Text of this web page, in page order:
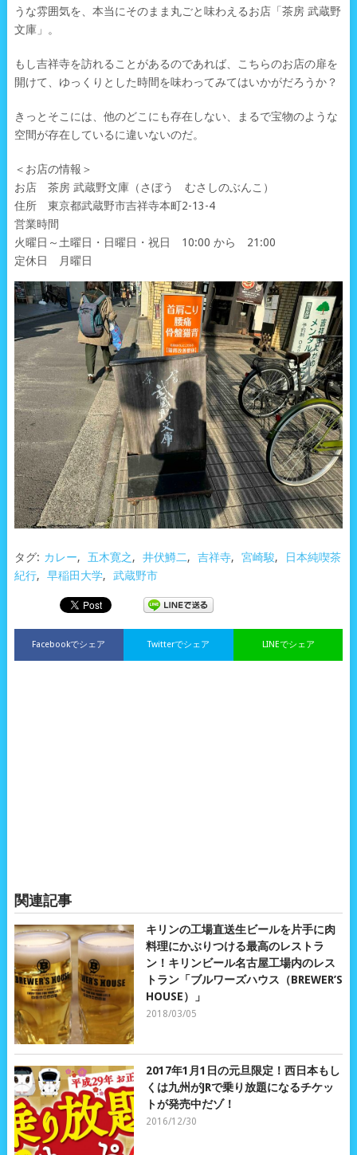
うな雰囲気を、本当にそのまま丸ごと味わえるお店「茶房 武蔵野
文庫」。
もし吉祥寺を訪れることがあるのであれば、こちらのお店の扉を
開けて、ゆっくりとした時間を味わってみてはいかがだろうか？
きっとそこには、他のどこにも存在しない、まるで宝物のような
空間が存在しているに違いないのだ。
＜お店の情報＞
お店 茶房 武蔵野文庫（さぼう むさしのぶんこ）
住所 東京都武蔵野市吉祥寺本町2-13-4
営業時間
火曜日～土曜日・日曜日・祝日 10:00 から 21:00
定休日 月曜日
タグ: カレー, 五木寛之, 井伏鱒二, 吉祥寺, 宮崎駿,
日本純喫茶
紀行, 早稲田大学, 武蔵野市
Facebookでシェア LINEでシェア
Twitterでシェア
関連記事
キリンの工場直送生ビールを片手に肉
料理にかぶりつける最高のレストラ
ン！キリンビール名古屋工場内のレス
トラン「ブルワーズハウス（BREWER’S
HOUSE）」
2018/03/05
2017年1月1日の元旦限定！西日本もし
くは九州がJRで乗り放題になるチケッ
トが発売中だゾ！
2016/12/30